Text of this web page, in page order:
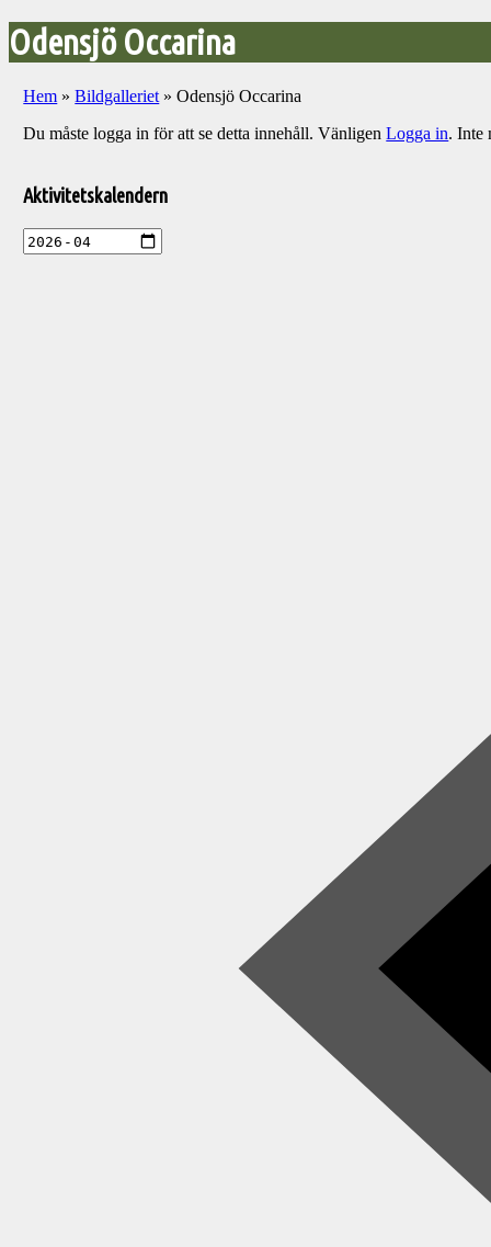
Odensjö Occarina
Hem »Bildgalleriet »Odensjö Occarina
Du måste logga in för att se detta innehåll. VänligenLogga in. Inte
till
aktiviteter
Aktivitetskalendern